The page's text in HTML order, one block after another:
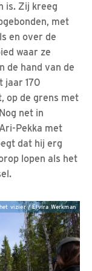
is. Zij kreeg
met
en over de
waar ze
de hand van de
jaar 170
op de grens met
net in
Pekka met
dat hij erg
lopen als het
vizier / Elvira Werkman